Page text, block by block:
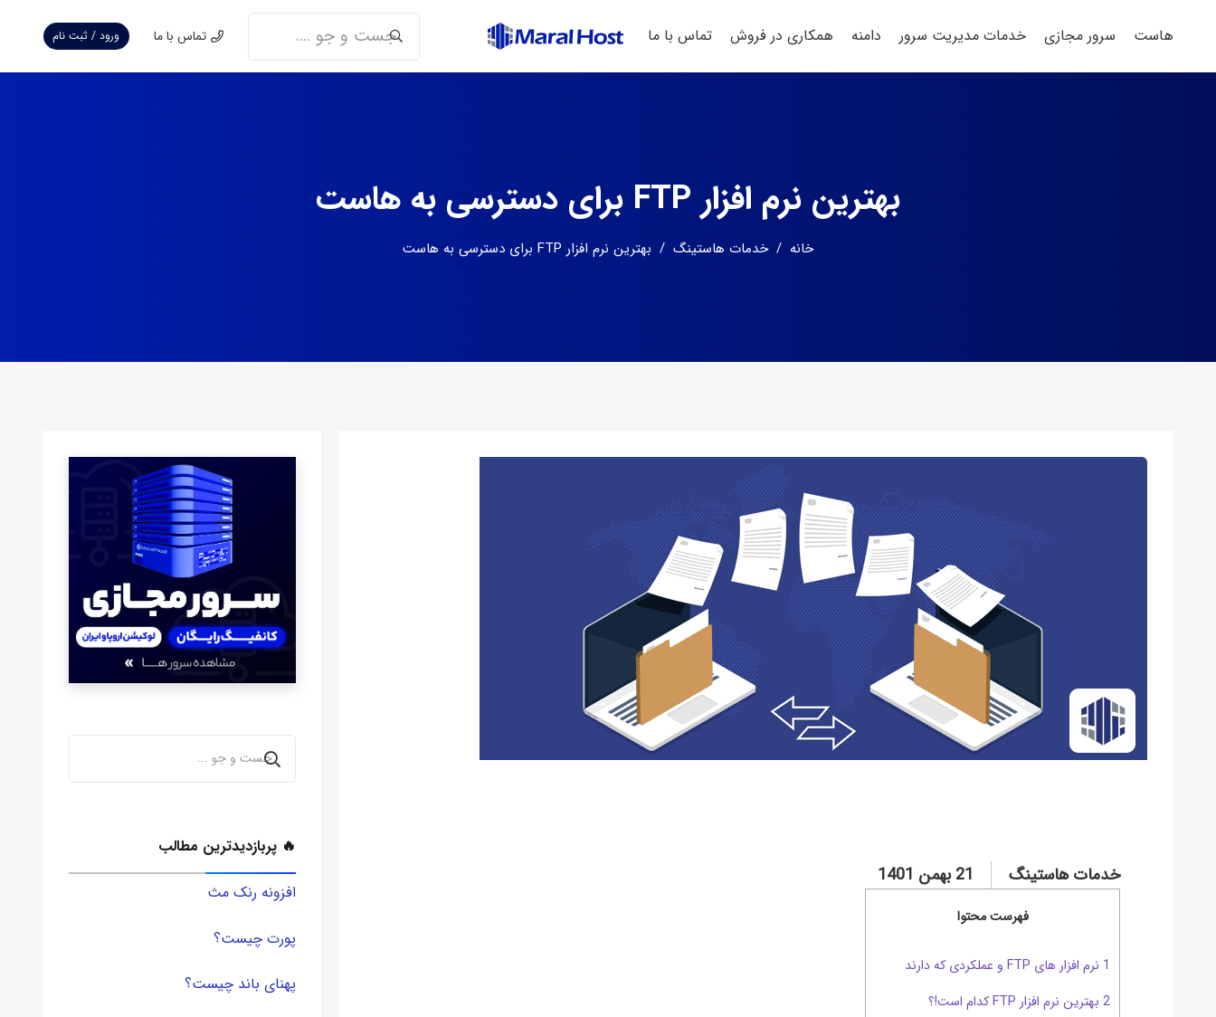
هاست سرور مجازی خدمات مدیریت سرور دامنه همکاری در فروش تماس با ما تماس با ما ورود / ثبت نام
بهترین نرم افزار FTP برای دسترسی به هاست
خانه / خدمات هاستینگ / بهترین نرم افزار FTP برای دسترسی به هاست
خدمات هاستینگ 21 بهمن 1401
فهرست محتوا
1 نرم افزار های FTP و عملکردی که دارند
2 بهترین نرم افزار FTP کدام است!؟
🔥 پربازدیدترین مطالب
افزونه رنک مث
پورت چیست؟
پهنای باند چیست؟